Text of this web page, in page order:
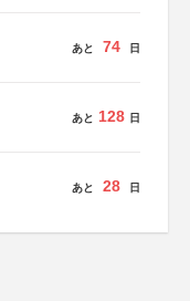
あと 74 日
あと 128 日
あと 28 日